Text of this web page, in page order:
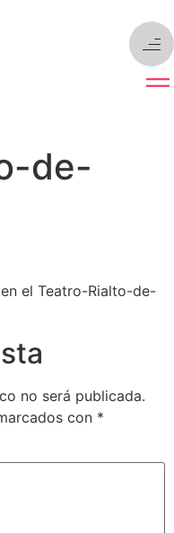
de-
el Teatro-Rialto-de-
no será publicada.
con *